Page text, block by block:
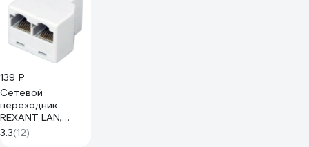
139 ₽
Сетевой
переходник
REXANT LAN,
гнездо RJ-45
(8Р8С) - 2 гнезда
3.3(12)